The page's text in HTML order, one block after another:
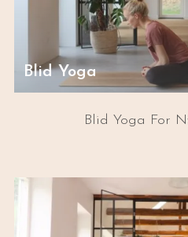
Blid Yoga
Blid Yoga For